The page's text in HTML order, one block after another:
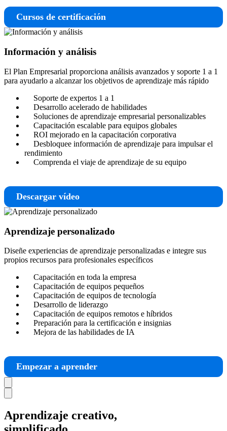
Cursos de certificación
Información y análisis
El Plan Empresarial proporciona análisis avanzados y soporte 1 a 1
para ayudarlo a alcanzar los objetivos de aprendizaje más rápido
Soporte de expertos 1 a 1
Desarrollo acelerado de habilidades
Soluciones de aprendizaje empresarial personalizables
Capacitación escalable para equipos globales
ROI mejorado en la capacitación corporativa
Desbloquee información de aprendizaje para impulsar el
rendimiento
Comprenda el viaje de aprendizaje de su equipo
Descargar vídeo
Aprendizaje personalizado
Diseñe experiencias de aprendizaje personalizadas e integre sus
propios recursos para profesionales específicos
Capacitación en toda la empresa
Capacitación de equipos pequeños
Capacitación de equipos de tecnología
Desarrollo de liderazgo
Capacitación de equipos remotos e híbridos
Preparación para la certificación e insignias
Mejora de las habilidades de IA
Empezar a aprender
Aprendizaje creativo,